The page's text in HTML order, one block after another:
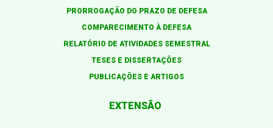
PRORROGAÇÃO DO PRAZO DE DEFESA
COMPARECIMENTO À DEFESA
RELATÓRIO DE ATIVIDADES SEMESTRAL
TESES E DISSERTAÇÕES
PUBLICAÇÕES E ARTIGOS
EXTENSÃO